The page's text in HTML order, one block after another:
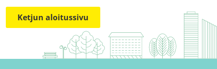
Ketjun aloitussivu